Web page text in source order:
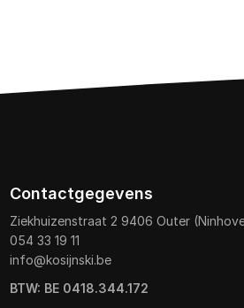
Contactgegevens
Ziekhuizenstraat 2 9406 Outer
054 33 19 11
info@kosijnski.be
BTW: BE 0418.344.172